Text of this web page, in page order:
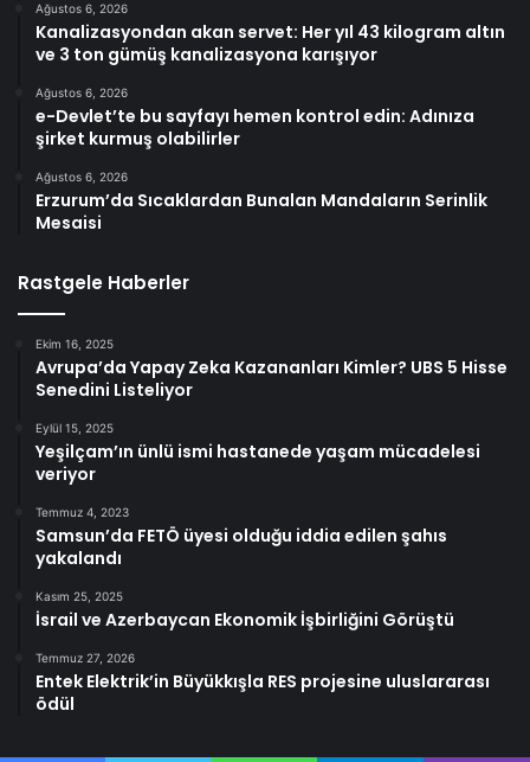
Ağustos 6, 2026
Kanalizasyondan akan servet: Her yıl 43 kilogram altın
ve 3 ton gümüş kanalizasyona karışıyor
Ağustos 6, 2026
e-Devlet’te bu sayfayı hemen kontrol edin: Adınıza
şirket kurmuş olabilirler
Ağustos 6, 2026
Erzurum’da Sıcaklardan Bunalan Mandaların Serinlik
Mesaisi
Rastgele Haberler
Ekim 16, 2025
Avrupa’da Yapay Zeka Kazananları Kimler? UBS 5 Hisse
Senedini Listeliyor
Eylül 15, 2025
Yeşilçam’ın ünlü ismi hastanede yaşam mücadelesi
veriyor
Temmuz 4, 2023
Samsun’da FETÖ üyesi olduğu iddia edilen şahıs
yakalandı
Kasım 25, 2025
İsrail ve Azerbaycan Ekonomik İşbirliğini Görüştü
Temmuz 27, 2026
Entek Elektrik’in Büyükkışla RES projesine uluslararası
ödül